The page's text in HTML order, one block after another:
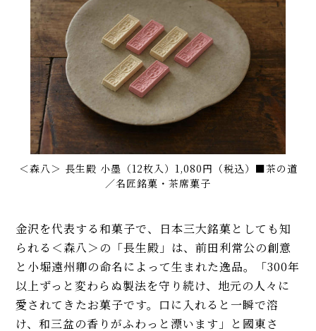
＜森八＞ 長生殿 小墨（12枚入）1,080円（税込）■茶の道
／名匠銘菓・茶席菓子
金沢を代表する和菓子で、日本三大銘菓としても知
られる＜森八＞の「長生殿」は、前田利常公の創意
と小堀遠州卿の命名によって生まれた逸品。「300年
以上ずっと変わらぬ製法を守り続け、地元の人々に
愛されてきたお菓子です。口に入れると一瞬で溶
け、和三盆の香りがふわっと漂います」と國東さ